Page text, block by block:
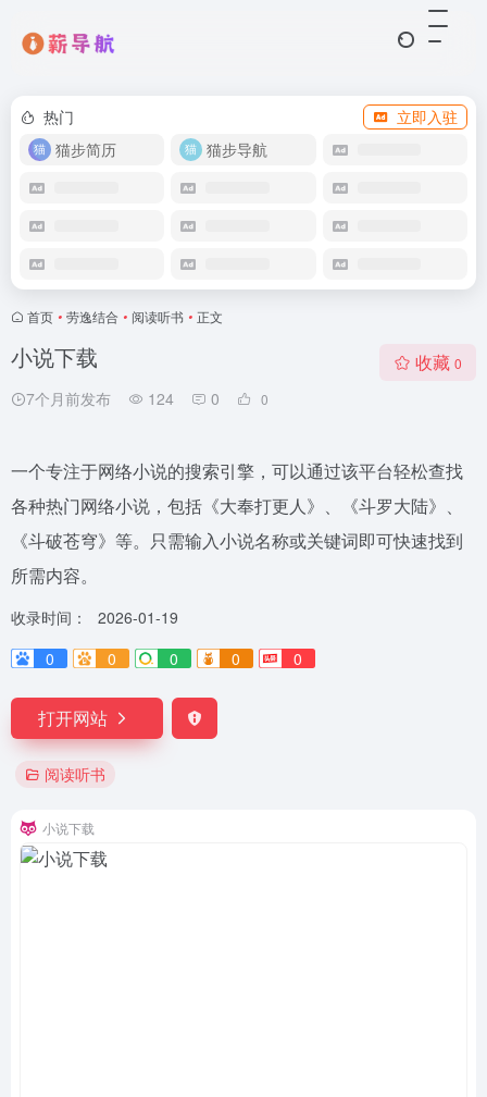
热门
立即入驻
猫步简历
猫步导航
首页 • 劳逸结合 • 阅读听书 • 正文
小说下载
7个月前发布 124 0 0
收藏 0
一个专注于网络小说的搜索引擎，可以通过该平台轻松查找
各种热门网络小说，包括《大奉打更人》、《斗罗大陆》、
《斗破苍穹》等。只需输入小说名称或关键词即可快速找到
所需内容。
收录时间：
2026-01-19
0
0 0 0 0
打开网站
阅读听书
小说下载